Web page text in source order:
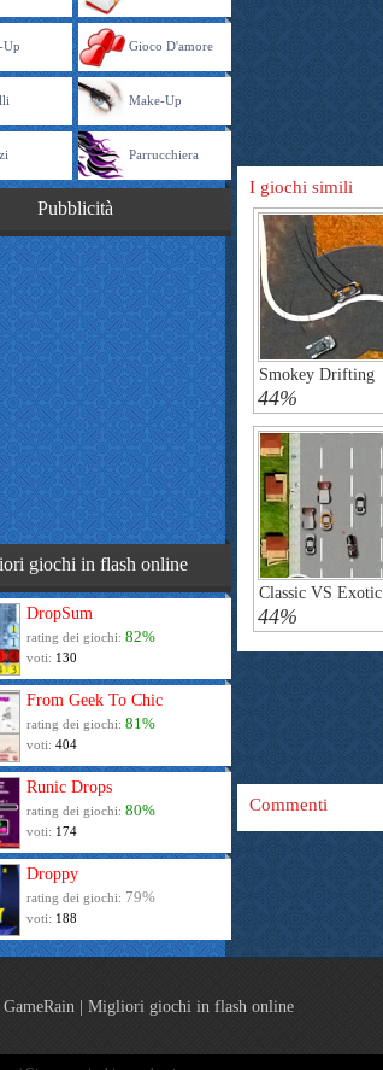
Up Gioco D'amore
Make-Up
Parrucchiera
Pubblicità
giochi in flash online
DropSum
rating dei giochi: 82%
voti: 130
From Geek To Chic
rating dei giochi: 81%
voti: 404
Runic Drops
rating dei giochi: 80%
voti: 174
Droppy
rating dei giochi: 79%
voti: 188
I giochi simili
Smokey Drifting
44%
Classic VS Exotic
44%
Commenti
| Migliori giochi in flash online